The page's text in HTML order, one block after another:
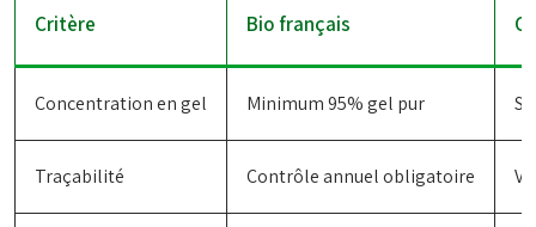
Critère Bio français
Concentration en gel Minimum 95% gel pur
Traçabilité Contrôle annuel obligatoire